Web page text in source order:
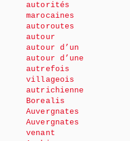
autorités
marocaines
autoroutes
autour
autour d’un
autour d’une
autrefois
villageois
autrichienne
Borealis
Auvergnates
Auvergnates
venant